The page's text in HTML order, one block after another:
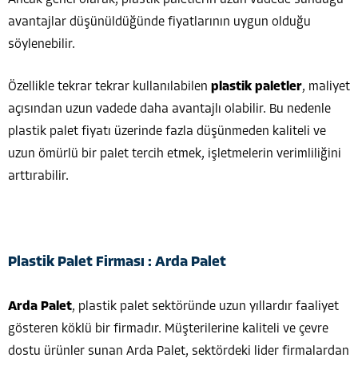
avantajlar düşünüldüğünde fiyatlarının uygun olduğu
söylenebilir.
Özellikle tekrar tekrar kullanılabilen plastik paletler, maliyet
açısından uzun vadede daha avantajlı olabilir. Bu nedenle
plastik palet fiyatı üzerinde fazla düşünmeden kaliteli ve
uzun ömürlü bir palet tercih etmek, işletmelerin verimliliğini
arttırabilir.
Plastik Palet Firması : Arda Palet
Arda Palet, plastik palet sektöründe uzun yıllardır faaliyet
gösteren köklü bir firmadır. Müşterilerine kaliteli ve çevre
dostu ürünler sunan Arda Palet, sektördeki lider firmalardan